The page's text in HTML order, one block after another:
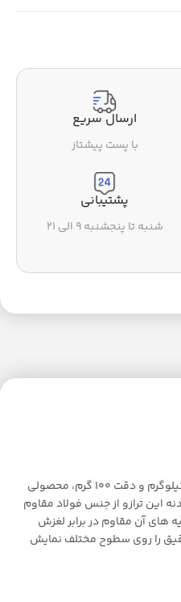
ارسال سریع
با پست پیشتاز
پشتیبانی
شنبه تا پنجشنبه ۹ الی ۲۱
ترازو آنالوگ خانواده با ظرفیت 130 کیلوگرم و دقت 100 گرم، محصولی
این ترازو از جنس فولاد مقاوم
های آن مقاوم در برابر لغزش
دقیق را روی سطوح مختلف نمایش